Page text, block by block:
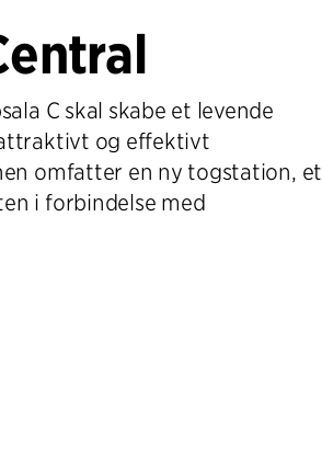
C skal skabe et levende
og effektivt
omfatter en ny togstation, et
i forbindelse med